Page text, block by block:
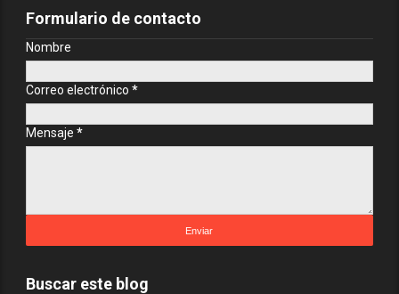
Formulario de contacto
Nombre
Correo electrónico *
Mensaje *
Buscar este blog